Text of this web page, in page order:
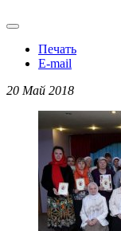
Печать
E-mail
20 Май 2018